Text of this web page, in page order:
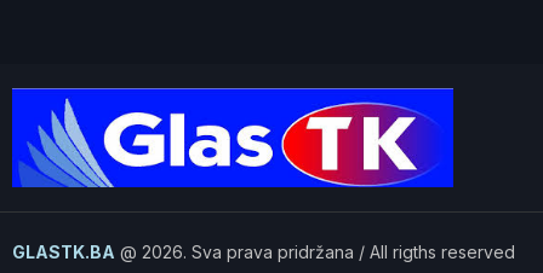
GLASTK.BA @ 2026. Sva prava pridržana / All rigths reserved